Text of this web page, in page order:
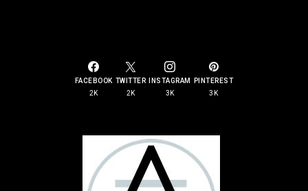
FACEBOOK
2K
TWITTER
2K
INSTAGRAM
3K
PINTEREST
3K